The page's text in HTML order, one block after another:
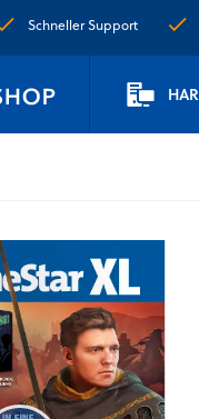
Schneller Support